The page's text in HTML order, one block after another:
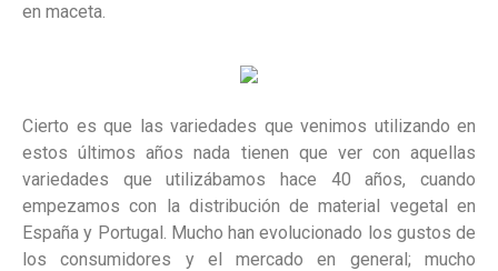
en maceta.
Cierto es que las variedades que venimos utilizando en
estos últimos años nada tienen que ver con aquellas
variedades que utilizábamos hace 40 años, cuando
empezamos con la distribución de material vegetal en
España y Portugal. Mucho han evolucionado los gustos de
los consumidores y el mercado en general; mucho